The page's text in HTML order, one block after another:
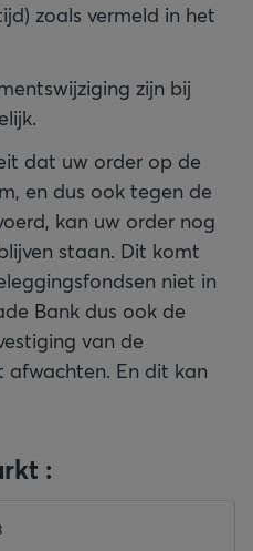
zoals vermeld in het
zijn bij
dat uw order op de
en dus ook tegen de
kan uw order nog
staan. Dit komt
niet in
Bank dus ook de
van de
afwachten. En dit kan
: